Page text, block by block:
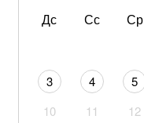
Дс
Сс Ср
3
4 5
10
11 12